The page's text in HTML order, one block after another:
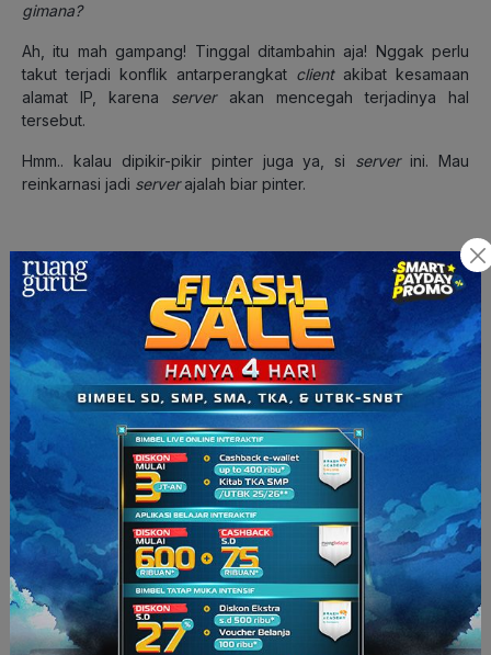
gimana?
Ah, itu mah gampang! Tinggal ditambahin aja! Nggak perlu
takut terjadi konflik antarperangkat client akibat kesamaan
alamat IP, karena server akan mencegah terjadinya hal
tersebut.
Hmm.. kalau dipikir-pikir pinter juga ya, si server ini. Mau
reinkarnasi jadi serverajalah biar pinter.
Cara Kerja DHCP (DORA)
Nah, setelah tahu pengertian dan fungsi DHCP, sekarang kita
belajar cara kerjanya, yuk! Cara kerja DHCP biasa disebut
sebagai
Hah, Dora? Oh, Dora si karakter kartun itu, ya?
Eits, bukan, ya! DORA di sini adalah singkatan dari
Offer
Request, danAcknowledgment.Yuk, kita bahas satu
per satu!
1. Discover
Cara kerja DHCP dimulai dengan proses yang disebut
Discover. Discoverini dilakukan oleh perangkatclient
dengan
mengirimkan DHCPDiscover Message kepada server